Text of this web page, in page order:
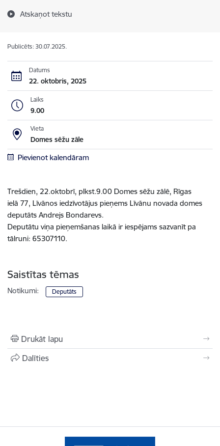
Atskaņot tekstu
Publicēts: 30.07.2025.
Datums
22. oktobris, 2025
Laiks
9.00
Vieta
Domes sēžu zāle
Pievienot kalendāram
Trešdien, 22.oktobrī, plkst.9.00 Domes sēžu zālē, Rīgas
ielā 77, Līvānos iedzīvotājus pieņems Līvānu novada domes
deputāts Andrejs Bondarevs.
Deputātu viņa pieņemšanas laikā ir iespējams sazvanīt pa
tālruni: 65307110.
Saistītas tēmas
Notikumi: Deputāts
Drukāt lapu
Dalīties